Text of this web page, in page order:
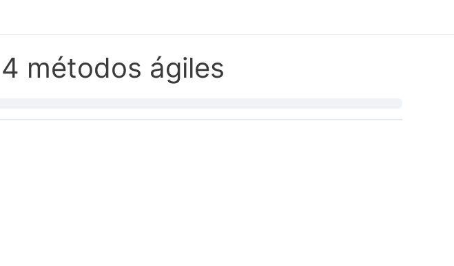
métodos ágiles